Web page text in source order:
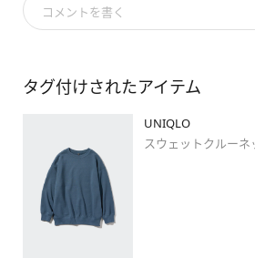
トーンを合わせて靴と肩掛けは黒で
まとめました。
#スウェットクルーネックシャツ
#ワッフルクルーネックt
#stylehintstaff
#stylehinthjk
#ユニクロ #uniqlo
コメントを書く
タグ付けされたアイテム
UNIQLO
スウェットクルーネ